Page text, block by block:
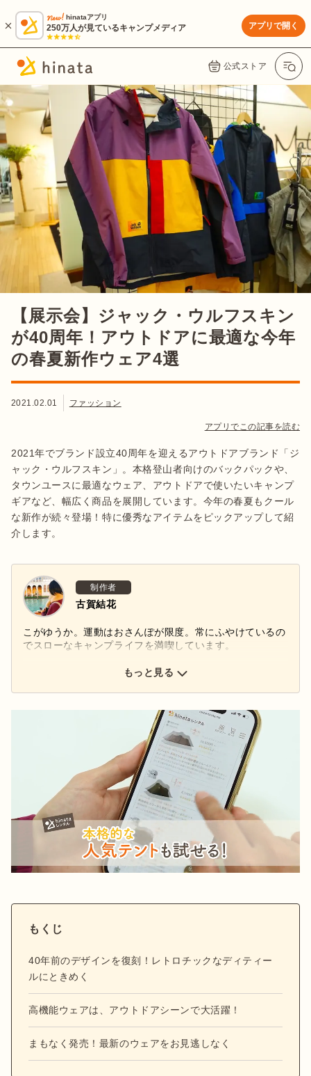
hinataアプリ
250万人が見ているキャンプメディア アプリで開く
公式ストア
【展示会】ジャック・ウルフスキン
が40周年！アウトドアに最適な今年
の春夏新作ウェア4選
2021.02.01 ファッション
アプリでこの記事を読む
2021年でブランド設立40周年を迎えるアウトドアブランド「ジ
ャック・ウルフスキン」。本格登山者向けのバックパックや、
タウンユースに最適なウェア、アウトドアで使いたいキャンプ
ギアなど、幅広く商品を展開しています。今年の春夏もクール
な新作が続々登場！特に優秀なアイテムをピックアップして紹
介します。
制作者
古賀結花
こがゆうか。運動はおさんぽが限度。常にふやけているの
でスローなキャンプライフを満喫しています。
もっと見る
もくじ
40年前のデザインを復刻！レトロチックなディティー
ルにときめく
高機能ウェアは、アウトドアシーンで大活躍！
まもなく発売！最新のウェアをお見逃しなく